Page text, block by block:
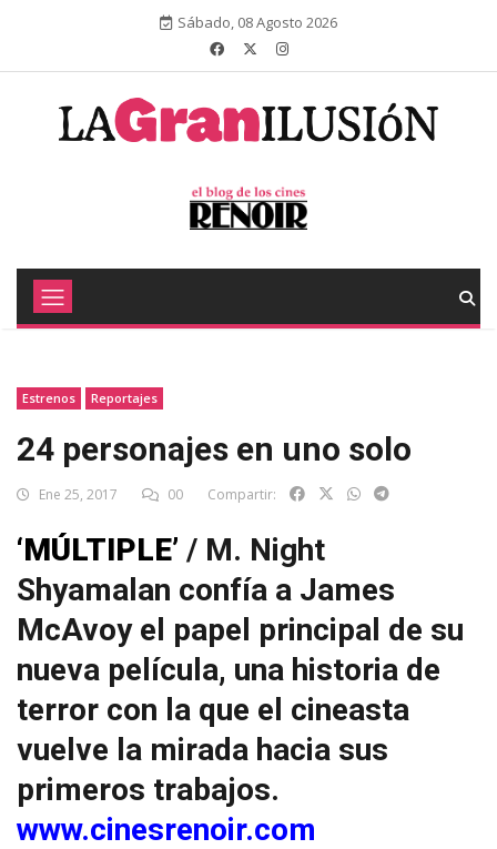
Sábado, 08 Agosto 2026
Estrenos Reportajes
24 personajes en uno solo
Ene 25, 2017 00 Compartir:
‘MÚLTIPLE’ / M. Night
Shyamalan confía a James
McAvoy el papel principal de su
nueva película, una historia de
terror con la que el cineasta
vuelve la mirada hacia sus
primeros trabajos.
www.cinesrenoir.com